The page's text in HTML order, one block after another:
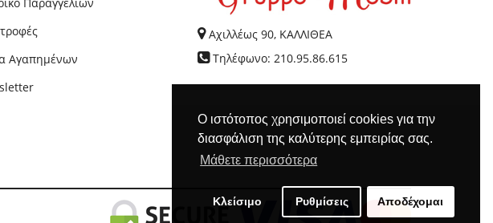
Ο ιστότοπος χρησιμοποιεί cookies για την
διασφάλιση της καλύτερης εμπειρίας σας.
Μάθετε περισσότερα
Κλείσιμο Ρυθμίσεις Αποδέχομαι
Αγαπημένων
Αχιλλέως 90, ΚΑΛΛΙΘΕΑ
Τηλέφωνο: 210.95.86.615